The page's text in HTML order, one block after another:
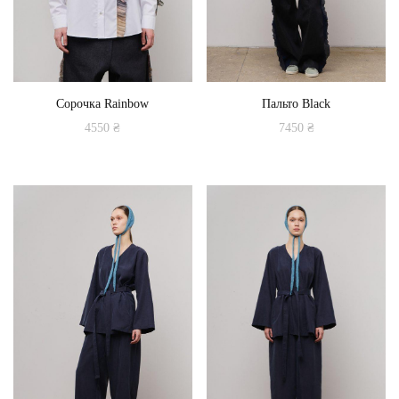
Сорочка Rainbow
4550₴
Пальто Black
7450 ₴